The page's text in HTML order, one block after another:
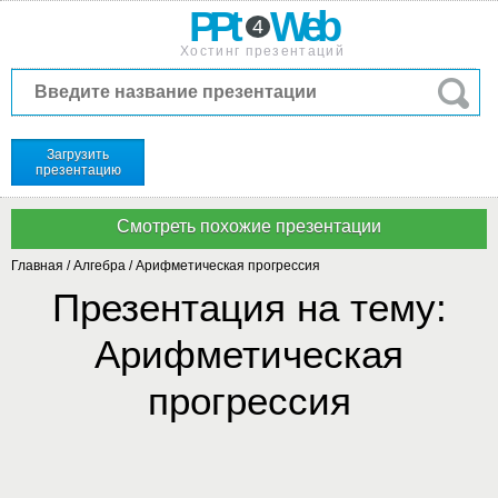
PPt 4 Web
Хостинг презентаций
Загрузить
презентацию
Главная /Алгебра /Арифметическая прогрессия
Презентация на тему:
Арифметическая
прогрессия